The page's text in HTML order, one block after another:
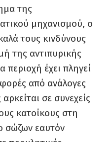
της
μηχανισμού, ο
τους κινδύνους
της αντιπυρικής
περιοχή έχει πληγεί
από ανάλογες
σε συνεχείς
κατοίκους στη
σώζων εαυτόν